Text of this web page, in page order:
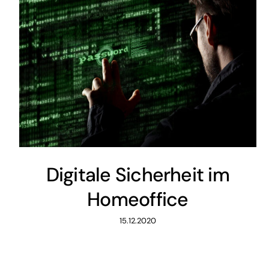
Digitale Sicherheit im
Homeoffice
15.12.2020